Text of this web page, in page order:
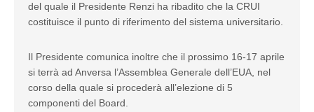
del quale il Presidente Renzi ha ribadito che la CRUI
costituisce il punto di riferimento del sistema universitario.
Il Presidente comunica inoltre che il prossimo 16-17 aprile
si terrà ad Anversa l’Assemblea Generale dell’EUA, nel
corso della quale si procederà all’elezione di 5
componenti del Board.